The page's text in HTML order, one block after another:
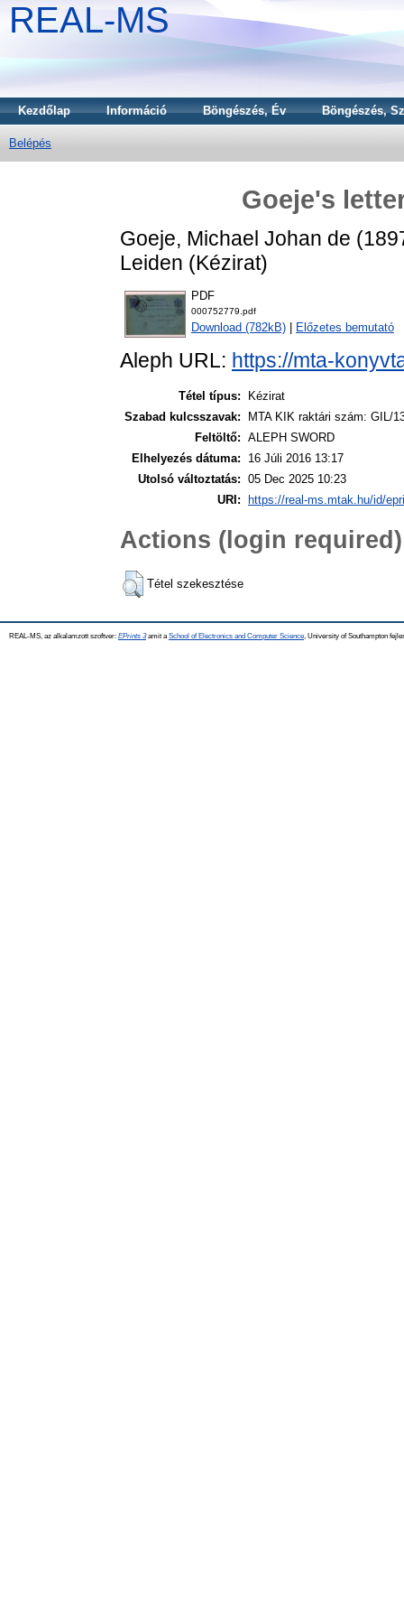
REAL-MS
Kezdőlap Információ Böngészés, Év Böngészés,
Belépés
Goeje's
Goeje, Michael Johan de
Leiden (Kézirat)
PDF
000752779.pdf
Download (782kB) Előzetes bemutató
Aleph URL: https://mta-
Tétel típus:
Kézirat
Szabad kulcsszavak:
MTA KIK raktári szám: GIL/
Feltöltő: ALEPH SWORD
Elhelyezés dátuma:
16 Júli 2016 13:17
Utolsó változtatás: 05 Dec 2025 10:23
URI:
https://real-ms.mtak.hu/id/
Actions (login required)
Tétel szekesztése
REAL-MS, az alkalamzott szoftver: EPrints 3amit a School of Electronics and Computer Science , University of Southampton